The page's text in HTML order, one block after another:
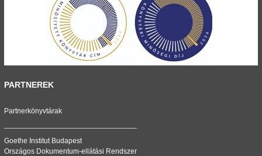
PARTNEREK
Partnerkönyvtárak
Goethe Institut Budapest
Országos Dokumentum-ellátási Rendszer